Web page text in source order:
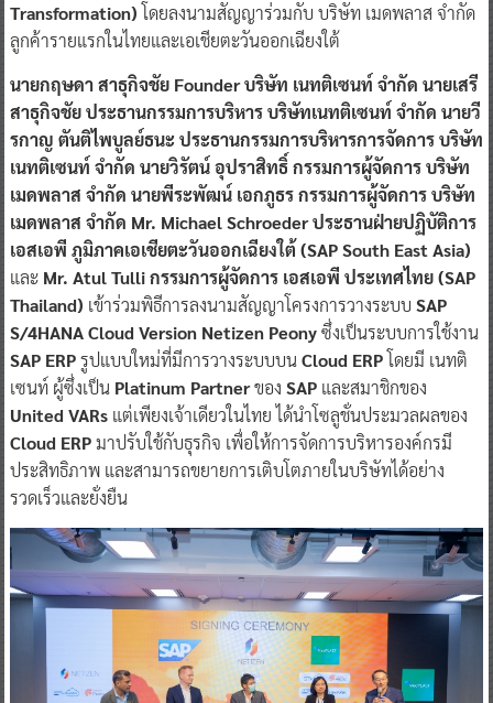
Transformation) โดยลงนามสัญญาร่วมกับ บริษัท เมดพลาส จำกัด
ลูกค้ารายแรกในไทยและเอเชียตะวันออกเฉียงใต้
นายกฤษดา สาธุกิจชัย Founder บริษัท เนทติเซนท์ จำกัด นายเสรี
สาธุกิจชัย ประธานกรรมการบริหาร บริษัทเนทติเซนท์ จำกัด นายวี
รกาญ ตันติไพบูลย์ธนะ ประธานกรรมการบริหารการจัดการ บริษัท
เนทติเซนท์ จำกัด นายวิรัตน์ อุปราสิทธิ์ กรรมการผู้จัดการ บริษัท
เมดพลาส จำกัด นายพีระพัฒน์ เอกภูธร กรรมการผู้จัดการ บริษัท
เมดพลาส จำกัด Mr. Michael Schroeder ประธานฝ่ายปฏิบัติการ
เอสเอพี ภูมิภาคเอเชียตะวันออกเฉียงใต้ (SAP South East Asia)
และ Mr. Atul Tulli กรรมการผู้จัดการ เอสเอพี ประเทศไทย (SAP
Thailand) เข้าร่วมพิธีการลงนามสัญญาโครงการวางระบบ SAP
S/4HANA Cloud Version Netizen Peonyซึ่งเป็นระบบการใช้งาน
SAP ERPรูปแบบใหม่ที่มีการวางระบบบนCloud ERPโดยมี เนทติ
เซนท์ ผู้ซึ่งเป็น Platinum Partnerของ SAPและสมาชิกของ
United VARs แต่เพียงเจ้าเดียวในไทย ได้นำโซลูชั่นประมวลผลของ
Cloud ERPมาปรับใช้กับธุรกิจ เพื่อให้การจัดการบริหารองค์กรมี
ประสิทธิภาพ และสามารถขยายการเติบโตภายในบริษัทได้อย่าง
รวดเร็วและยั่งยืน